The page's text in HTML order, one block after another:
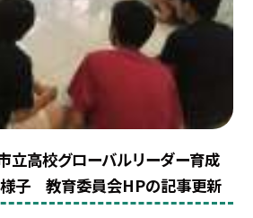
市立高校グローバルリーダー育成
子 教育委員会HPの記事更新